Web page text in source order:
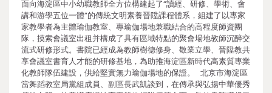
面向海淀區中小幼職教師全方位構建起了“讀經、研修、學術、會
講和游學五位一體”的傳統文明素養晉陞課程體系，組建了以專家
家教學者為主體瑜伽教室、專瑜伽場地兼職結合的高程度師資團
隊，摸索會議室出租并構成了具有區域特點的聚會場地教師沉醉交
流式研修形式。書院已經成為教師樹德修身、敬業立學、晉陞教共
享會議室書育人才能的研修基地，為助推海淀區新時代高素質專業
化教師隊伍建設，供給堅實無力瑜伽場地的保證。 北京市海淀區
當舞蹈教室局黨組成員、副區長武凱談到，在傳承與弘揚中華優秀